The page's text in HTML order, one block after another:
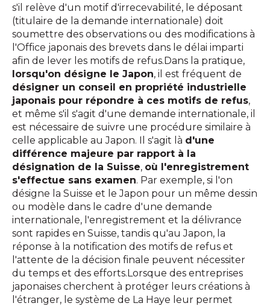
s'il relève d'un motif d'irrecevabilité, le déposant
(titulaire de la demande internationale) doit
soumettre des observations ou des modifications à
l'Office japonais des brevets dans le délai imparti
afin de lever les motifs de refus.Dans la pratique,
lorsqu'on désigne le Japon, il est fréquent de
désigner un conseil en propriété industrielle
japonais pour répondre à ces motifs de refus,
et même s'il s'agit d'une demande internationale, il
est nécessaire de suivre une procédure similaire à
celle applicable au Japon. Il s'agit là d'une
différence majeure par rapport à la
désignation de la Suisse, où l'enregistrement
s'effectue sans examen. Par exemple, si l'on
désigne la Suisse et le Japon pour un même dessin
ou modèle dans le cadre d'une demande
internationale, l'enregistrement et la délivrance
sont rapides en Suisse, tandis qu'au Japon, la
réponse à la notification des motifs de refus et
l'attente de la décision finale peuvent nécessiter
du temps et des efforts.Lorsque des entreprises
japonaises cherchent à protéger leurs créations à
l'étranger, le système de La Haye leur permet